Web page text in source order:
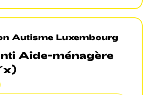
Autisme Luxembourg
Aide-ménagère